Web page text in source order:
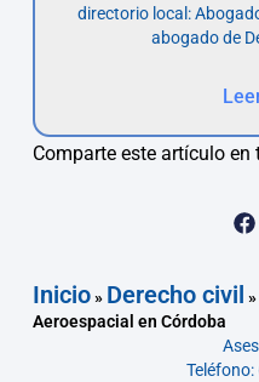
directorio local:
abogado de
Comparte este artículo en
Inicio» Derecho civil »
Aeroespacial en Córdoba